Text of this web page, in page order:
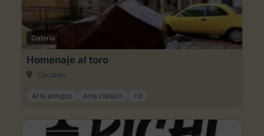
Galería
Homenaje al toro
Cáceres
Arte antiguo Arte clásico +3